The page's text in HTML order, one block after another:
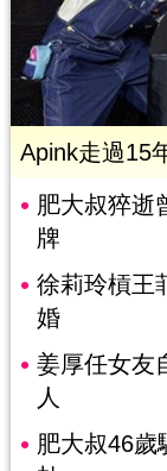
Apink走過15
肥大叔猝逝
牌
徐莉玲槓
婚
姜厚任女
人
肥大叔46歲